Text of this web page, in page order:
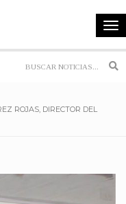
ROJAS, DIRECTOR DEL